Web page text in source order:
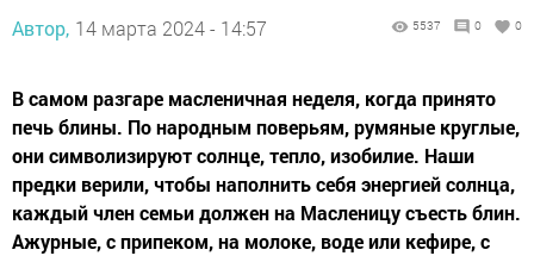
Автор, 14 марта 2024 - 14:57 5537 0 0
В самом разгаре масленичная неделя, когда принято
печь блины. По народным поверьям, румяные круглые,
они символизируют солнце, тепло, изобилие. Наши
предки верили, чтобы наполнить себя энергией солнца,
каждый член семьи должен на Масленицу съесть блин.
Ажурные, с припеком, на молоке, воде или кефире, с